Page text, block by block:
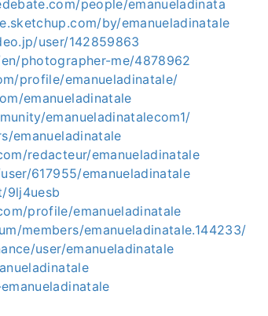
people/emanueladinata
by/emanueladinatale
user/142859863
photographer-me/4878962
profile/emanueladinatale/
emanueladinatale
emanueladinatalecom1/
emanueladinatale
redacteur/emanueladinatale
617955/emanueladinatale
9lj4uesb
profile/emanueladinatale
members/emanueladinatale.144233/
user/emanueladinatale